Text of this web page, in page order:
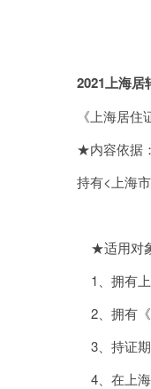
2021上海居
《上海居
★内容依据：
持有<上海
★适用对
1、拥有
2、拥有
3、持证期
4、在上海